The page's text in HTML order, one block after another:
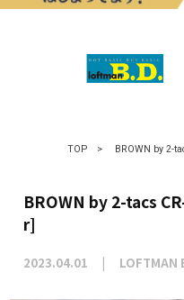
TOP > BROWN by 2-
BROWN by 2-tacs
r]
2023.04.01 LOFTMAN